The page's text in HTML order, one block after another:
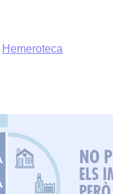
Hemeroteca